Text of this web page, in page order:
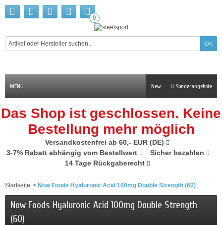
0
MENU Sonderangebote
New
Das Shop ist geschlossen. Keine
Bestellung mehr möglich
Versandkostenfrei ab 60,- EUR (DE)
3-7% Rabatt abhängig vom Bestellwert
Sicher bezahlen
14 Tage Rückgaberecht
Startseite > Now Foods Hyaluronic Acid 100mg Double Strength (60)
Now Foods Hyaluronic Acid 100mg Double Strength
(60)